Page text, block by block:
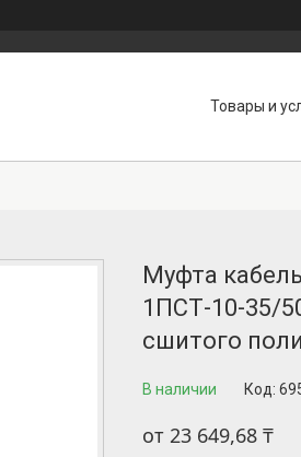
Товары и
Муфта
1ПСТ-10-35/
сшитого
В наличии Код:
от 23 649,68 ₸